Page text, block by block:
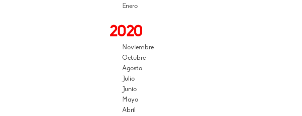
Enero
2020
Noviembre
Octubre
Agosto
Julio
Junio
Mayo
Abril